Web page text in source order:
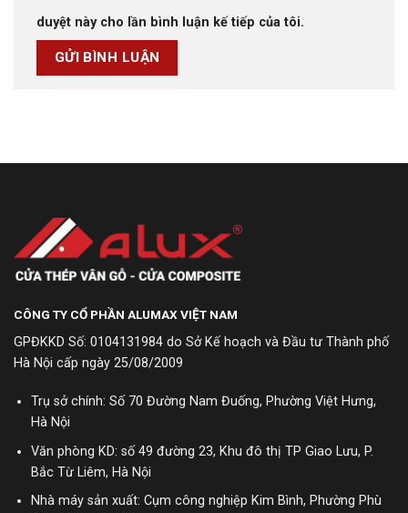
duyệt này cho lần bình luận kế tiếp của tôi.
CÔNG TY CỔ PHẦN ALUMAX VIỆT NAM
GPĐKKD Số: 0104131984 do Sở Kế hoạch và Đầu tư Thành phố
Hà Nội cấp ngày 25/08/2009
Trụ sở chính: Số 70 Đường Nam Đuống, Phường Việt Hưng,
Hà Nội
Văn phòng KD: số 49 đường 23, Khu đô thị TP Giao Lưu, P.
Bắc Từ Liêm, Hà Nội
Nhà máy sản xuất: Cụm công nghiệp Kim Bình, Phường Phù